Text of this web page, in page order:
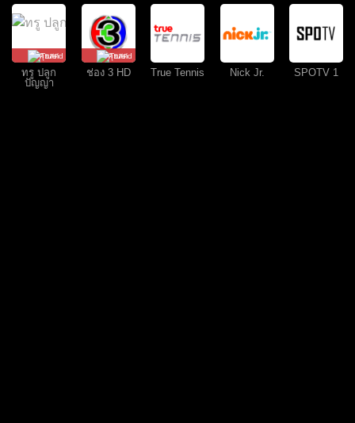
คุยสด
ทรู ปลูก
ปัญญา
คุยสด
ช่อง 3 HD True Tennis Nick Jr. SPOTV 1